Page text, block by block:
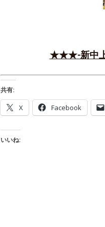
★★★-新中
共有:
X Facebook
いいね: